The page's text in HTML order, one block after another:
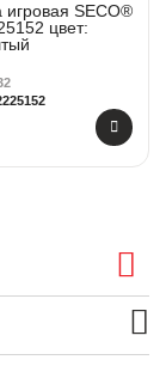
игровая SECO®
цвет: